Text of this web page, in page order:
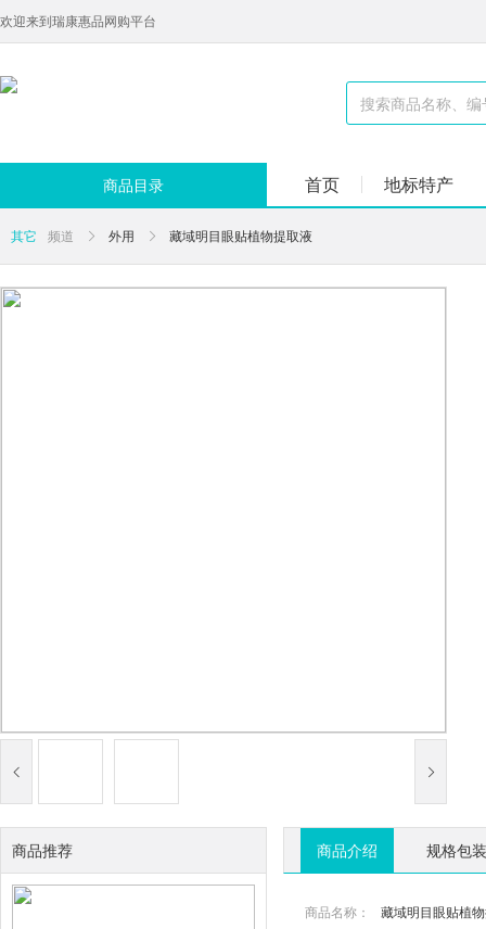
欢迎来到瑞康惠品网购平台
商品目录 首页 地标特产
其它 频道 外用 藏域明目眼贴植物提取液
商品推荐 商品介绍 规格包装
商品名称：
藏域明目眼贴植